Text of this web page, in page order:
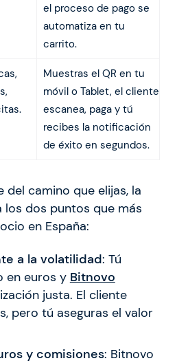
el proceso de pago se
automatiza en tu
carrito.
Muestras el QR en tu
móvil o Tablet, el cliente
escanea, paga y tú
recibes la notificación
de éxito en segundos.
del camino que elijas, la
dos puntos que más
en España:
a la volatilidad: Tú
en euros y Bitnovo
justa. El cliente
pero tú aseguras el valor
y comisiones: Bitnovo